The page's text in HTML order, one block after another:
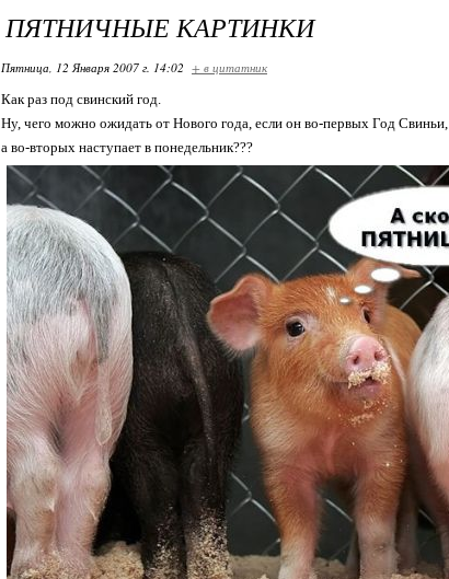
ПЯТНИЧНЫЕ КАРТИНКИ
Пятница, 12 Января 2007 г. 14:02 + в цитатник
Как раз под свинский год.
Ну, чего можно ожидать от Нового года, если он во-первых Год Свиньи,
а во-вторых наступает в понедельник???